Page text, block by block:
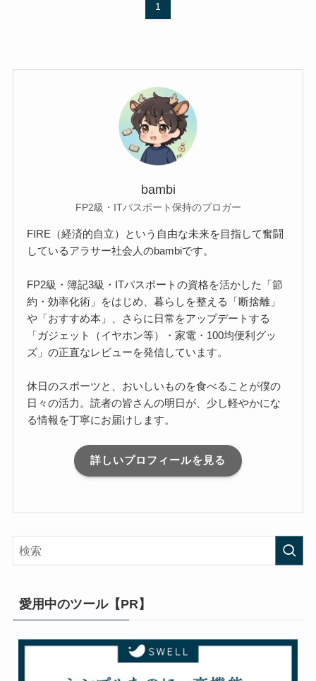
1
bambi
FP2級・ITパスポート保持のブロガー
FIRE（経済的自立）という自由な未来を目指して奮闘
しているアラサー社会人のbambiです。
FP2級・簿記3級・ITパスポートの資格を活かした「節
約・効率化術」をはじめ、暮らしを整える「断捨離」
や「おすすめ本」、さらに日常をアップデートする
「ガジェット（イヤホン等）・家電・100均便利グッ
ズ」の正直なレビューを発信しています。
休日のスポーツと、おいしいものを食べることが僕の
日々の活力。読者の皆さんの明日が、少し軽やかにな
る情報を丁寧にお届けします。
詳しいプロフィールを見る
愛用中のツール【PR】